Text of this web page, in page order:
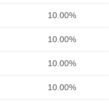
10.00%
10.00%
10.00%
10.00%